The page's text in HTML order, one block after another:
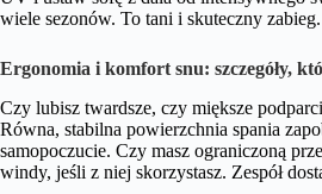
wiele sezonów. To tani i skuteczny zabieg.
Ergonomia i komfort snu: szczegóły,
Czy lubisz twardsze, czy miększe
Równa, stabilna powierzchnia spania
samopoczucie. Czy masz ograniczoną
windy, jeśli z niej skorzystasz. Zespół